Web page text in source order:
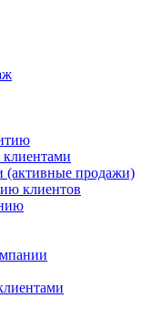
клиентами
(активные продажи)
клиентов